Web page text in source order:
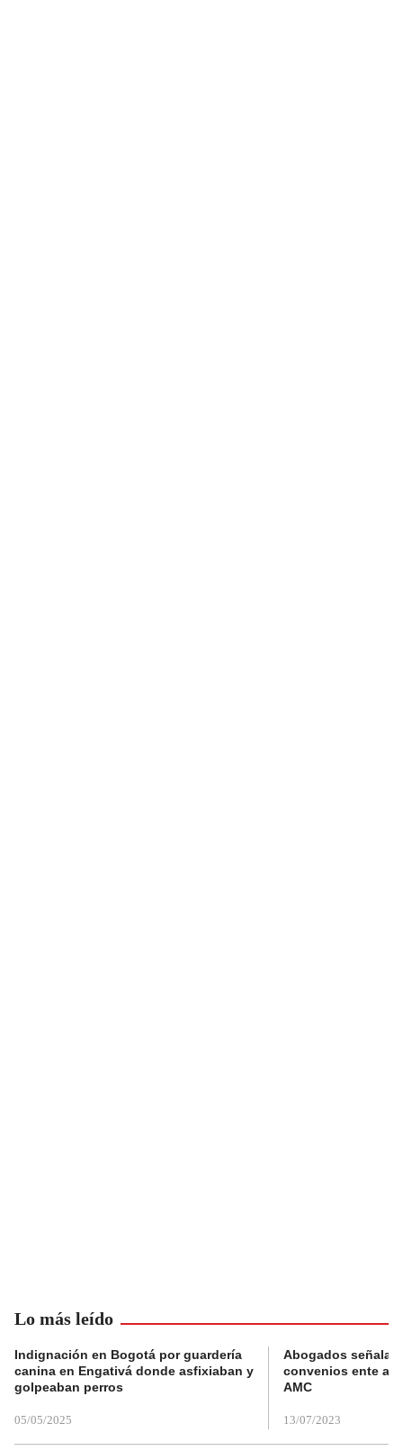
Lo más leído
Indignación en Bogotá por guardería
canina en Engativá donde asfixiaban y
golpeaban perros
05/05/2025
Abogados
convenios ente
AMC
13/07/2023